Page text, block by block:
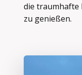
die traumhafte
zu genießen.